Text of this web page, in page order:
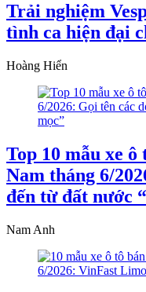
Trải nghiệm
tình ca hiện đại
Hoàng Hiển
Top 10 mẫu xe
Nam tháng 6/
đến từ đất nước
Nam Anh